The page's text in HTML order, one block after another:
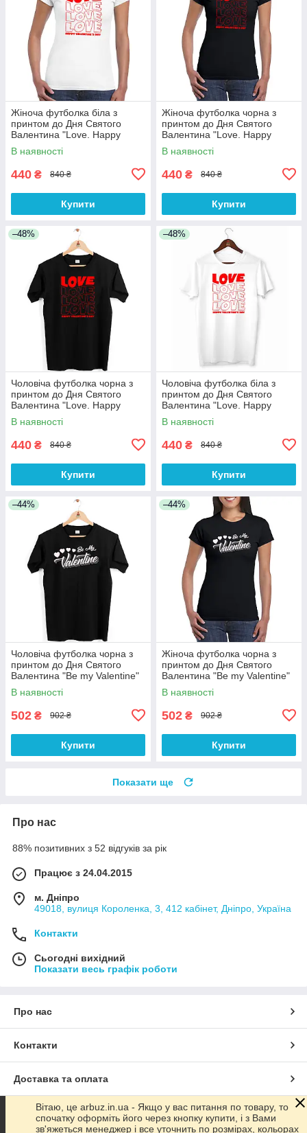
Жіноча футболка біла з
принтом до Дня Святого
Валентина "Love. Happy
Valentine's day" Push IT
В наявності
440 ₴ 840 ₴
Купити
Жіноча футболка чорна з
принтом до Дня Святого
Валентина "Love. Happy
Valentine's day" Push IT
В наявності
440 ₴ 840 ₴
Купити
–48%
Чоловіча футболка чорна з
принтом до Дня Святого
Валентина "Love. Happy
Valentine's day" Push IT
В наявності
440 ₴ 840 ₴
Купити
–48%
Чоловіча футболка біла з
принтом до Дня Святого
Валентина "Love. Happy
Valentine's day" Push IT
В наявності
440 ₴ 840 ₴
Купити
–44%
Чоловіча футболка чорна з
принтом до Дня Святого
Валентина "Be my Valentine"
Push IT
В наявності
502 ₴ 902 ₴
Купити
–44%
Жіноча футболка чорна з
принтом до Дня Святого
Валентина "Be my Valentine"
Push IT
В наявності
502 ₴ 902 ₴
Купити
Показати ще
Про нас
88% позитивних з 52 відгуків за рік
Працює з 24.04.2015
м. Дніпро
49018, вулиця Короленка, 3, 412 кабінет, Дніпро, Україна
Контакти
Сьогодні вихідний
Показати весь графік роботи
Про нас
Контакти
Доставка та оплата
Графік роботи
Вітаю, це arbuz.in.ua - Якщо у вас питання по товару, то
спочатку оформіть його через кнопку купити, і з Вами
зв'яжеться менеджер і все уточнить по розмірах, кольорах